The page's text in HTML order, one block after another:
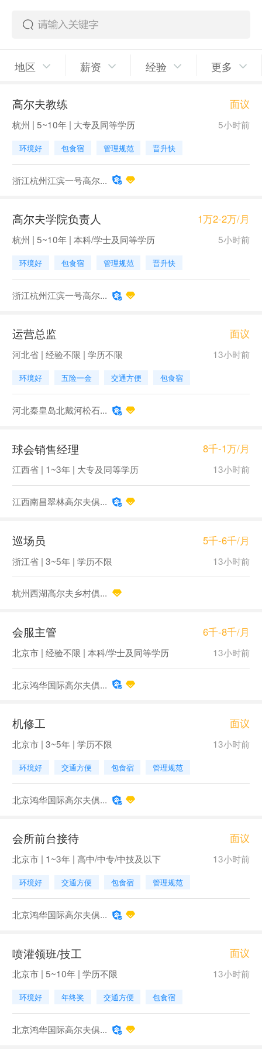
地区 薪资 经验 更多
高尔夫教练 面议
杭州 | 5~10年 | 大专及同等学历 5小时前
环境好 包食宿 管理规范 晋升快
浙江杭州江滨一号高尔...
高尔夫学院负责人 1万2-2万/月
杭州 | 5~10年 | 本科/学士及同等学历 5小时前
环境好 包食宿 管理规范 晋升快
浙江杭州江滨一号高尔...
运营总监 面议
河北省 | 经验不限 | 学历不限 13小时前
环境好 五险一金 交通方便 包食宿
河北秦皇岛北戴河松石...
球会销售经理 8千-1万/月
江西省 | 1~3年 | 大专及同等学历 13小时前
江西南昌翠林高尔夫俱...
巡场员 5千-6千/月
浙江省 | 3~5年 | 学历不限 13小时前
杭州西湖高尔夫乡村俱...
会服主管 6千-8千/月
北京市 | 经验不限 | 本科/学士及同等学历 13小时前
北京鸿华国际高尔夫俱...
机修工 面议
北京市 | 3~5年 | 学历不限 13小时前
环境好 交通方便 包食宿 管理规范
北京鸿华国际高尔夫俱...
会所前台接待 面议
北京市 | 1~3年 | 高中/中专/中技及以下 13小时前
环境好 交通方便 包食宿 管理规范
北京鸿华国际高尔夫俱...
喷灌领班/技工 面议
北京市 | 5~10年 | 学历不限 13小时前
环境好 年终奖 交通方便 包食宿
北京鸿华国际高尔夫俱...